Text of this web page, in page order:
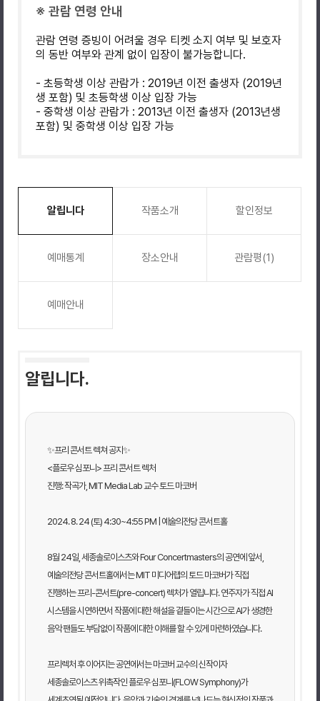
※ 관람 연령 안내
관람 연령 증빙이 어려울 경우 티켓 소지 여부 및 보호자
의 동반 여부와 관계 없이 입장이 불가능합니다.
- 초등학생 이상 관람가 : 2019년 이전 출생자 (2019년
생 포함) 및 초등학생 이상 입장 가능
- 중학생 이상 관람가 : 2013년 이전 출생자 (2013년생
포함) 및 중학생 이상 입장 가능
알립니다 작품소개 할인정보
예매통계 장소안내 관람평(1)
예매안내
알립니다.
✨프리 콘서트 렉쳐 공지✨
<플로우 심포니> 프리 콘서트 렉처
진행: 작곡가, MIT Media Lab 교수 토드 마코버
2024. 8. 24 (토) 4:30~4:55 PM | 예술의전당 콘서트홀
8월 24일, 세종솔로이스츠와 Four Concertmasters의 공연에 앞서,
예술의전당 콘서트홀에서는 MIT 미디어랩의 토드 마코버가 직접
진행하는 프리-콘서트(pre-concert) 렉처가 열립니다. 연주자가 직접 AI
시스템을 시연하면서 작품에 대한 해설을 곁들이는 시간으로 AI가 생경한
음악 팬들도 부담없이 작품에 대한 이해를 할 수 있게 마련하였습니다.
프리렉처 후 이어지는 공연에서는 마코버 교수의 신작이자
세종솔로이스츠 위촉작인 플로우 심포니(FLOW Symphony)가